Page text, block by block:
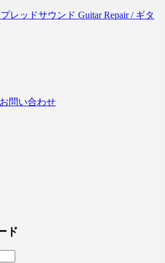
問い合わせ
ド